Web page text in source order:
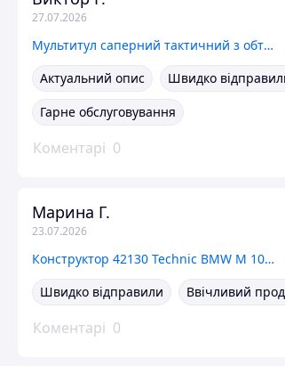
27.07.2026
Мультитул саперний тактичний з обтиском Універсальний набір інструментів чорний
Актуальний опис
Швидко
Гарне обслуговування
Коментарі 0
Марина Г.
23.07.2026
Конструктор 42130 Technic BMW M 1000 RR Технікс БМВ мотоцикла Сумісний
Швидко відправили
Ввічливий
Коментарі 0